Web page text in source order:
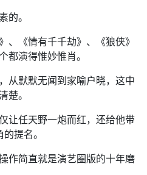
的。
、《情有千千劫》、《狼侠》
都演得惟妙惟肖。
从默默无闻到家喻户晓，这中
楚。
让任天野一炮而红，还给他带
提名。
作简直就是演艺圈版的十年磨